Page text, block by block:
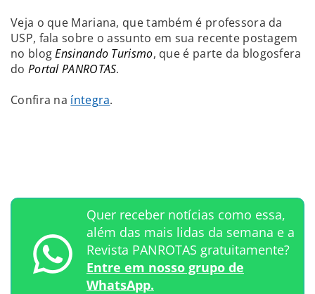
Veja o que Mariana, que também é professora da
USP, fala sobre o assunto em sua recente postagem
no blogEnsinando Turismo, que é parte da blogosfera
do Portal PANROTAS.
Confira na íntegra.
Quer receber notícias como essa,
além das mais lidas da semana e a
Revista PANROTAS gratuitamente?
Entre em nosso grupo de
WhatsApp.